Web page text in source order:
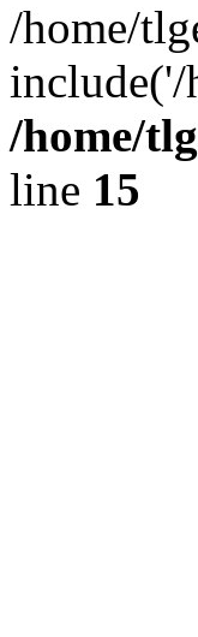
/home/
/home/
line 15